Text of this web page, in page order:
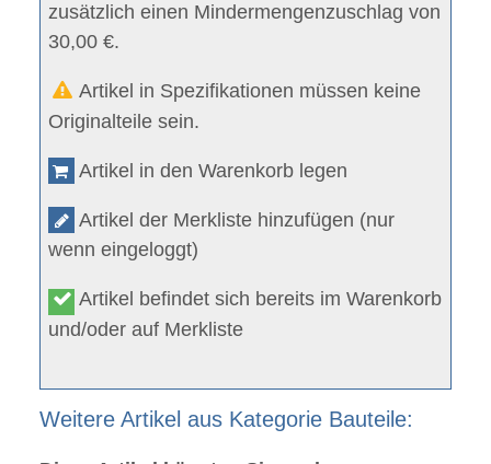
zusätzlich einen Mindermengenzuschlag von
30,00 €.
Artikel in Spezifikationen müssen keine
Originalteile sein.
Artikel in den Warenkorb legen
Artikel der Merkliste hinzufügen (nur
wenn eingeloggt)
Artikel befindet sich bereits im Warenkorb
und/oder auf Merkliste
Weitere Artikel aus Kategorie Bauteile: